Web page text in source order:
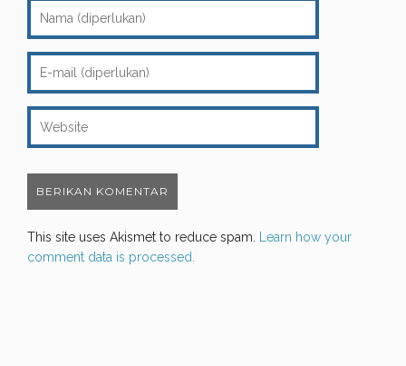
This site uses Akismet to reduce spam. Learn how your
comment data is processed.